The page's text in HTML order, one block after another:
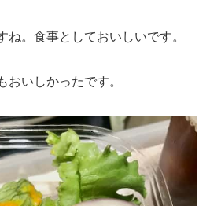
ね。食事としておいしいです。
おいしかったです。